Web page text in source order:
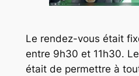
Le rendez-vous était
entre 9h30 et 11h30.
était de permettre à